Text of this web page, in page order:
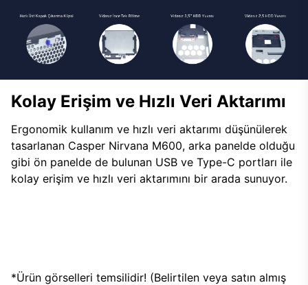
Kolay Erişim ve Hızlı Veri Aktarımı
Ergonomik kullanım ve hızlı veri aktarımı düşünülerek
tasarlanan Casper Nirvana M600, arka panelde olduğu
gibi ön panelde de bulunan USB ve Type-C portları ile
kolay erişim ve hızlı veri aktarımını bir arada sunuyor.
*Ürün görselleri temsilidir! (Belirtilen veya satın almış